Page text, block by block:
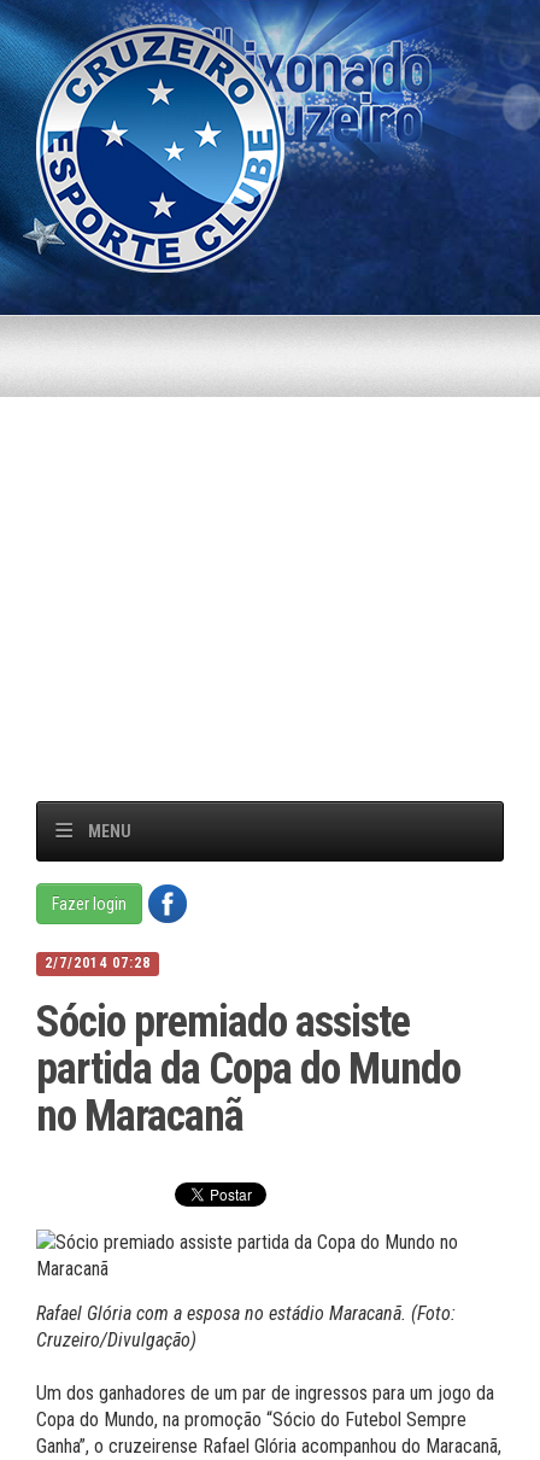
MENU
Fazer login
2/7/2014 07:28
Sócio premiado assiste
partida da Copa do Mundo
no Maracanã
Rafael Glória com a esposa no estádio Maracanã. (Foto:
Cruzeiro/Divulgação)
Um dos ganhadores de um par de ingressos para um jogo da
Copa do Mundo, na promoção “Sócio do Futebol Sempre
Ganha”, o cruzeirense Rafael Glória acompanhou do Maracanã,